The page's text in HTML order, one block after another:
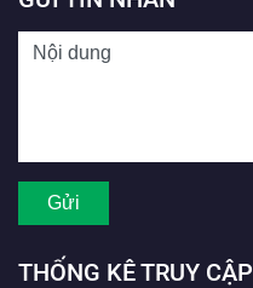
THỐNG KÊ TRUY CẬP